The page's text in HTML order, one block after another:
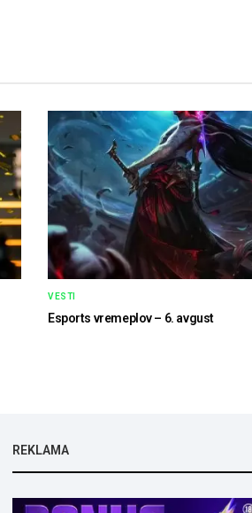
VESTI
Esports vremeplov – 6. avgust
REKLAMA